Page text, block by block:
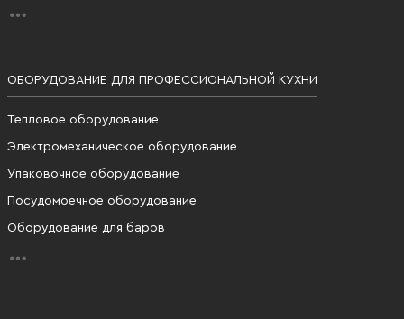
ОБОРУДОВАНИЕ ДЛЯ ПРОФЕССИОНАЛЬНОЙ КУХНИ
Тепловое оборудование
Электромеханическое оборудование
Упаковочное оборудование
Посудомоечное оборудование
Оборудование для баров